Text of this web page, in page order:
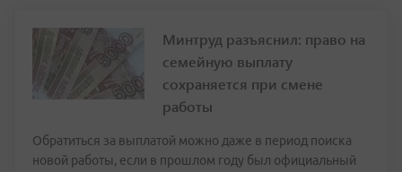
Минтруд разъяснил: право на
семейную выплату
сохраняется при смене
работы
Обратиться за выплатой можно даже в период поиска
новой работы, если в прошлом году был официальный